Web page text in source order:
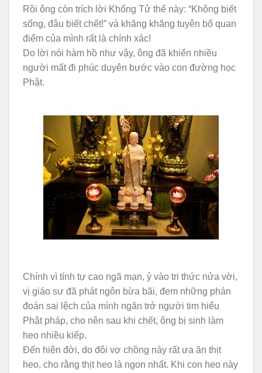
Rồi ông còn trích lời Khổng Tử thế này: “Không biết
sống, đâu biết chết!” và khăng khăng tuyên bố quan
điểm của mình rất là chính xác!
Do lời nói hàm hồ như vậy, ông đã khiến nhiều
người mất đi phúc duyên bước vào con đường học
Phật.
Chính vì tính tự cao ngã mạn, ỷ vào tri thức nửa vời,
vị giáo sư đã phát ngôn bừa bãi, đem những phán
đoán sai lệch của mình ngăn trở người tim hiểu
Phật pháp, cho nên sau khi chết, ông bị sinh làm
heo nhiều kiếp.
Đến hiện đời, do đôi vợ chồng này rất ưa ăn thịt
heo, cho rằng thịt heo là ngon nhất. Khi con heo này